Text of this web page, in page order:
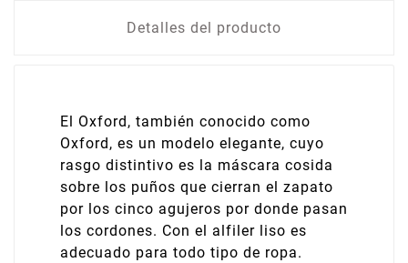
Detalles del producto
El Oxford, también conocido como
Oxford, es un modelo elegante, cuyo
rasgo distintivo es la máscara cosida
sobre los puños que cierran el zapato
por los cinco agujeros por donde pasan
los cordones. Con el alfiler liso es
adecuado para todo tipo de ropa.